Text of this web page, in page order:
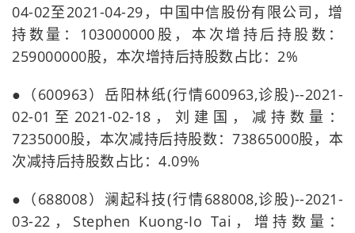
04-02至2021-04-29，中国中信股份有限公司，增
持数量：103000000股，本次增持后持股数：
259000000股，本次增持后持股数占比：2%
●（600963）岳阳林纸(行情600963,诊股)--2021-
02-01至2021-02-18，刘建国，减持数量：
7235000股，本次减持后持股数：73865000股，本
次减持后持股数占比：4.09%
●（688008）澜起科技(行情688008,诊股)--2021-
03-22，Stephen Kuong-Io Tai，增持数量：